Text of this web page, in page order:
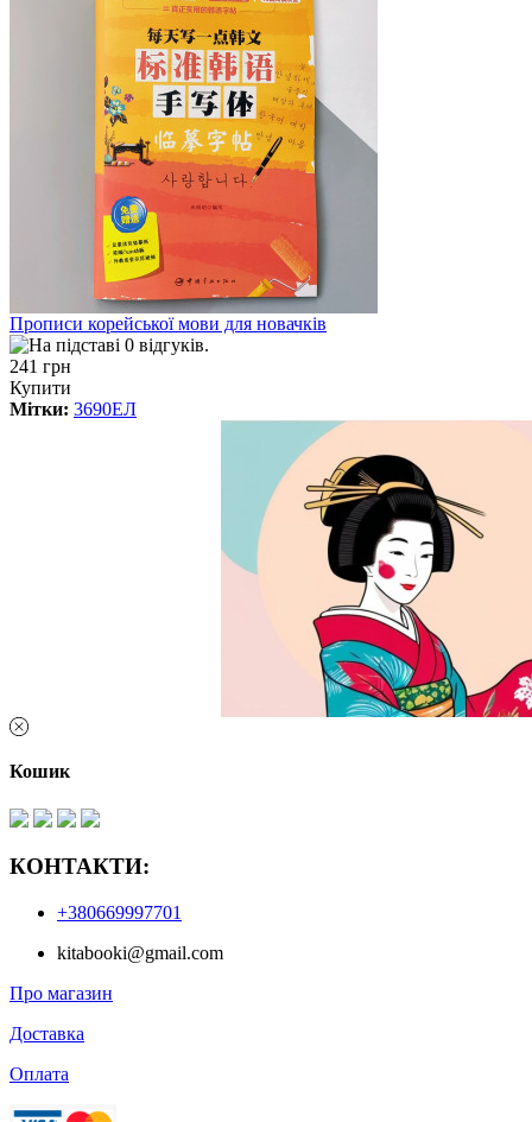
Прописи корейської мови для новачків
241 грн
Купити
Мітки: 3690ЕЛ
Кошик
КОНТАКТИ:
+380669997701
kitabooki@gmail.com
Про магазин
Доставка
Оплата